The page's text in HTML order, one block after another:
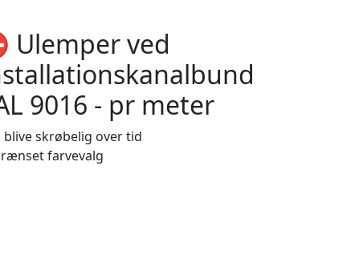
Ulemper ved
9016 - pr meter
blive skrøbelig over tid
farvevalg